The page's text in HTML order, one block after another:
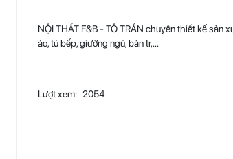
NỘI THẤT F&B - TÔ TRẦN chuyên thiết kế sản
áo, tủ bếp, giường ngủ, bàn tr,...
Lượt xem: 2054